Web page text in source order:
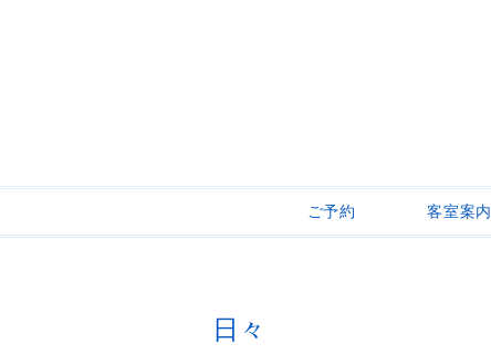
ご予約 客室案内
日々